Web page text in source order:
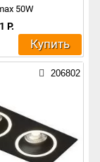
50W
Р.
Купить
206802